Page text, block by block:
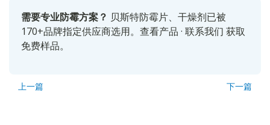
需要专业防霉方案？ 贝斯特防霉片、干燥剂已被
170+品牌指定供应商选用。 查看产品 · 联系我们 获取
免费样品。
上一篇 下一篇